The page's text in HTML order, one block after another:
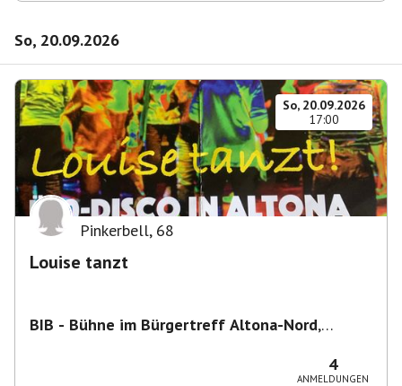
So, 20.09.2026
So, 20.09.2026
17:00
Pinkerbell, 68
Louise tanzt
BIB - Bühne im Bürgertreff Altona-Nord,
4
ANMELDUNGEN